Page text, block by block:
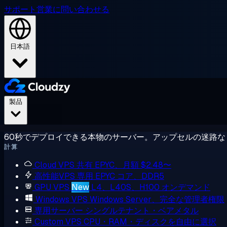
サポート営業に問い合わせる
日本語
60秒でデプロイできる本物のサーバー。アップセルの迷路
計算
Cloud VPS 共有 EPYC、月額 $2.48〜
高性能VPS 専用 EPYC コア、DDR5
GPU VPS New L4、L40S、H100 オンデマンド
Windows VPS Windows Server、完全な管理者権限
専用サーバー シングルテナント・ベアメタル
Custom VPS CPU・RAM・ディスクを自由に選択